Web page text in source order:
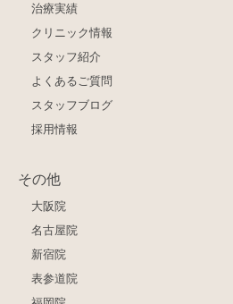
治療実績
クリニック情報
スタッフ紹介
よくあるご質問
スタッフブログ
採用情報
その他
大阪院
名古屋院
新宿院
表参道院